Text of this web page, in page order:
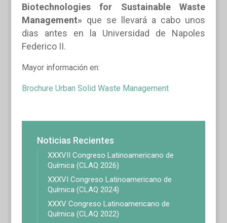
Biotechnologies for Sustainable Waste
Management» que se llevará a cabo unos
dias antes en la Universidad de Napoles
Federico II.
Mayor información en:
Brochure Urban Solid Waste Management
Noticias Recientes
XXXVII Congreso Latinoamericano de
Química (CLAQ 2026)
XXXVI Congreso Latinoamericano de
Química (CLAQ 2024)
XXXV Congreso Latinoamericano de
Química (CLAQ 2022)